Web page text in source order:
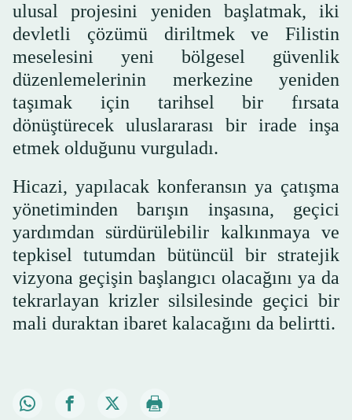
ulusal projesini yeniden başlatmak, iki
devletli çözümü diriltmek ve Filistin
meselesini yeni bölgesel güvenlik
düzenlemelerinin merkezine yeniden
taşımak için tarihsel bir fırsata
dönüştürecek uluslararası bir irade inşa
etmek olduğunu vurguladı.
Hicazi, yapılacak konferansın ya çatışma
yönetiminden barışın inşasına, geçici
yardımdan sürdürülebilir kalkınmaya ve
tepkisel tutumdan bütüncül bir stratejik
vizyona geçişin başlangıcı olacağını ya da
tekrarlayan krizler silsilesinde geçici bir
mali duraktan ibaret kalacağını da belirtti.